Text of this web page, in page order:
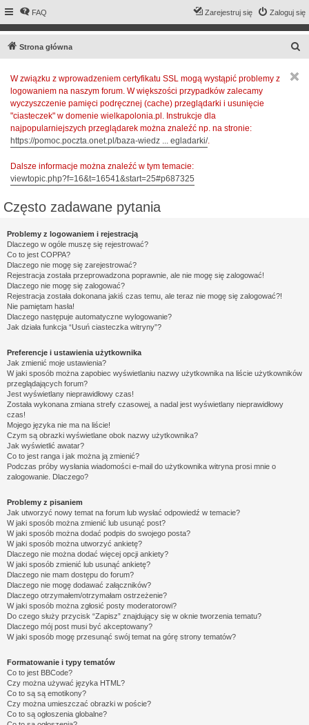
FAQ Zaloguj się
Zarejestruj się
Strona główna
W związku z wprowadzeniem certyfikatu SSL mogą wystąpić problemy z
logowaniem na naszym forum. W większości przypadków zalecamy
wyczyszczenie pamięci podręcznej (cache) przeglądarki i usunięcie
"ciasteczek" w domenie wielkapolonia.pl. Instrukcje dla
najpopularniejszych przeglądarek można znaleźć np. na stronie:
https://pomoc.poczta.onet.pl/baza-wiedz ... egladarki/.
Dalsze informacje można znaleźć w tym temacie:
viewtopic.php?f=16&t=16541&start=25#p687325
Często zadawane pytania
Problemy z logowaniem i rejestracją
Dlaczego w ogóle muszę się rejestrować?
Co to jest COPPA?
Dlaczego nie mogę się zarejestrować?
Rejestracja została przeprowadzona poprawnie, ale nie mogę się zalogować!
Dlaczego nie mogę się zalogować?
Rejestracja została dokonana jakiś czas temu, ale teraz nie mogę się zalogować?!
Nie pamiętam hasła!
Dlaczego następuje automatyczne wylogowanie?
Jak działa funkcja “Usuń ciasteczka witryny”?
Preferencje i ustawienia użytkownika
Jak zmienić moje ustawienia?
W jaki sposób można zapobiec wyświetlaniu nazwy użytkownika na liście użytkowników
przeglądających forum?
Jest wyświetlany nieprawidłowy czas!
Została wykonana zmiana strefy czasowej, a nadal jest wyświetlany nieprawidłowy
czas!
Mojego języka nie ma na liście!
Czym są obrazki wyświetlane obok nazwy użytkownika?
Jak wyświetlić awatar?
Co to jest ranga i jak można ją zmienić?
Podczas próby wysłania wiadomości e-mail do użytkownika witryna prosi mnie o
zalogowanie. Dlaczego?
Problemy z pisaniem
Jak utworzyć nowy temat na forum lub wysłać odpowiedź w temacie?
W jaki sposób można zmienić lub usunąć post?
W jaki sposób można dodać podpis do swojego posta?
W jaki sposób można utworzyć ankietę?
Dlaczego nie można dodać więcej opcji ankiety?
W jaki sposób zmienić lub usunąć ankietę?
Dlaczego nie mam dostępu do forum?
Dlaczego nie mogę dodawać załączników?
Dlaczego otrzymałem/otrzymałam ostrzeżenie?
W jaki sposób można zgłosić posty moderatorowi?
Do czego służy przycisk “Zapisz” znajdujący się w oknie tworzenia tematu?
Dlaczego mój post musi być akceptowany?
W jaki sposób mogę przesunąć swój temat na górę strony tematów?
Formatowanie i typy tematów
Co to jest BBCode?
Czy można używać języka HTML?
Co to są są emotikony?
Czy można umieszczać obrazki w poście?
Co to są ogłoszenia globalne?